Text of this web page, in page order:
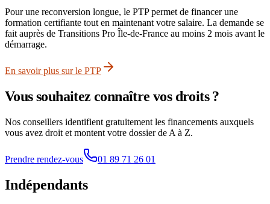
Pour une reconversion longue, le PTP permet de financer une
formation certifiante tout en maintenant votre salaire. La demande se
fait auprès de Transitions Pro Île-de-France au moins 2 mois avant le
démarrage.
En savoir plus sur le PTP
Vous souhaitez connaître vos droits ?
Nos conseillers identifient gratuitement les financements auxquels
vous avez droit et montent votre dossier de A à Z.
Prendre rendez-vous 01 89 71 26 01
Indépendants